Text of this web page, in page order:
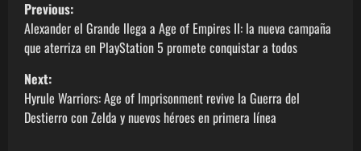
Previous:
Alexander el Grande llega a Age of Empires II: la nueva campaña
que aterriza en PlayStation 5 promete conquistar a todos
Next:
Hyrule Warriors: Age of Imprisonment revive la Guerra del
Destierro con Zelda y nuevos héroes en primera línea